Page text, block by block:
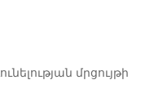
մրցույթի